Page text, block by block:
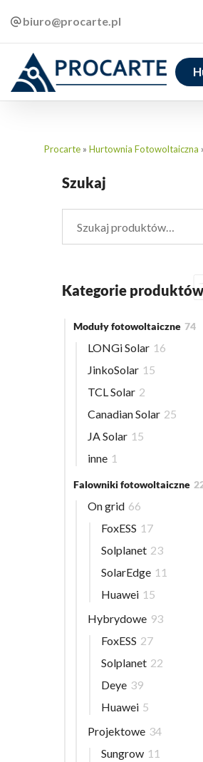
biuro@procarte.pl
Procarte » Hurtownia Fotowoltaiczna
Szukaj
Kategorie produktów
Moduły fotowoltaiczne 74
LONGi Solar 16
JinkoSolar 15
TCL Solar 2
Canadian Solar 25
JA Solar 15
inne 1
Falowniki fotowoltaiczne
On grid 66
FoxESS 17
Solplanet 23
SolarEdge 11
Huawei 15
Hybrydowe 93
FoxESS 27
Solplanet 22
Deye 39
Huawei 5
Projektowe 34
Sungrow 11